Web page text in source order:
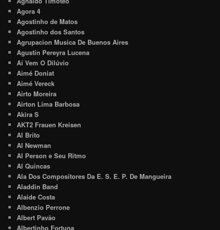
Agora 4
Agostinho de Matos
Agostinho dos Santos
Agrupacion Musica De Buenos Aires
Agustin Pereyra Lucena
Aí Vem O Dilúvio
Aimé Doniat
Aimé Vereck
Airto Moreira
Airton Lima Barbosa
Akira S
AKT2 Frauen Kreisen
Al Brito
Al Newman
Al Person e Seu Ritmo
Al Quincas
Ala Dos Compositores Da E. S. E. P. De Mangueira
Aladdin Band
Alaide Costa
Albenzio Perrone
Albert Pavão
Albertinho Fortuna